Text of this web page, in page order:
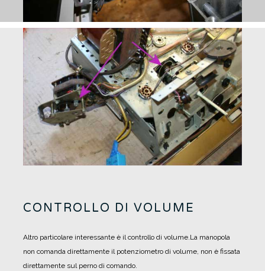
CONTROLLO DI VOLUME
Altro particolare interessante è il controllo di volume.La manopola
non comanda direttamente il potenziometro di volume, non è fissata
direttamente sul perno di comando.